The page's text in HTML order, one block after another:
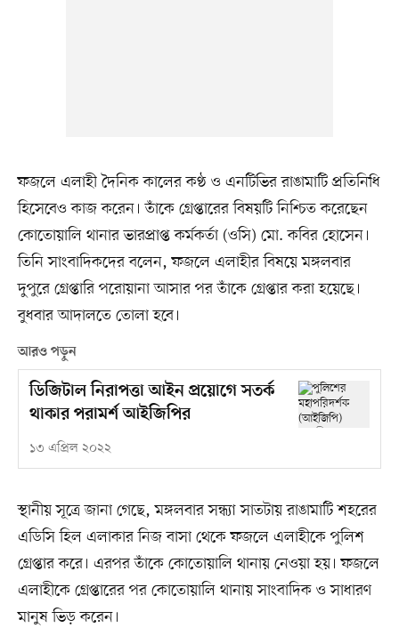
ফজলে এলাহী দৈনিক কালের কণ্ঠ ও এনটিভির রাঙামাটি প্রতিনিধি
হিসেবেও কাজ করেন। তাঁকে গ্রেপ্তারের বিষয়টি নিশ্চিত করেছেন
কোতোয়ালি থানার ভারপ্রাপ্ত কর্মকর্তা (ওসি) মো. কবির হোসেন।
তিনি সাংবাদিকদের বলেন, ফজলে এলাহীর বিষয়ে মঙ্গলবার
দুপুরে গ্রেপ্তারি পরোয়ানা আসার পর তাঁকে গ্রেপ্তার করা হয়েছে।
বুধবার আদালতে তোলা হবে।
আরও পড়ুন
ডিজিটাল নিরাপত্তা আইন প্রয়োগে সতর্ক
থাকার পরামর্শ আইজিপির
১৩ এপ্রিল ২০২২
স্থানীয় সূত্রে জানা গেছে, মঙ্গলবার সন্ধ্যা সাতটায় রাঙামাটি শহরের
এডিসি হিল এলাকার নিজ বাসা থেকে ফজলে এলাহীকে পুলিশ
গ্রেপ্তার করে। এরপর তাঁকে কোতোয়ালি থানায় নেওয়া হয়। ফজলে
এলাহীকে গ্রেপ্তারের পর কোতোয়ালি থানায় সাংবাদিক ও সাধারণ
মানুষ ভিড় করেন।